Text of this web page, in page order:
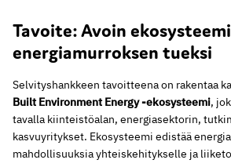
Tavoite: Avoin ekosysteemi
energiamurroksen tueksi
Selvityshankkeen tavoitteena on rakentaa
Built Environment Energy -ekosysteemi,
tavalla kiinteistöalan, energiasektorin,
kasvuyritykset. Ekosysteemi edistää
mahdollisuuksia yhteiskehitykselle ja